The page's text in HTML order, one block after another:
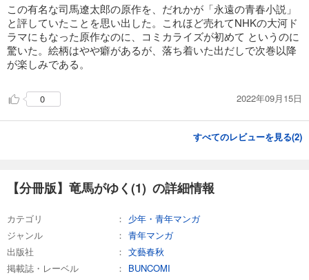
74円 (税込)
カート
試し読み
【分冊版】竜馬がゆく(19)
この有名な司馬遼太郎の原作を、だれかが「永遠の青春小説」
と評していたことを思い出した。これほど売れてNHKの大河ド
ラマにもなった原作なのに、コミカライズが初めて というのに
驚いた。絵柄はやや癖があるが、落ち着いた出だしで次巻以降
が楽しみである。
0 2022年09月15日
すべてのレビューを見る(2)
【分冊版】竜馬がゆく(1) の詳細情報
カテゴリ
少年・青年マンガ
ジャンル
青年マンガ
出版社
文藝春秋
掲載誌・レーベル
BUNCOMI